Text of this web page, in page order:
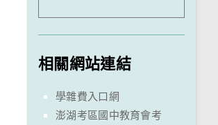
相關網站連結
學雜費入口網
澎湖考區國中教育會考